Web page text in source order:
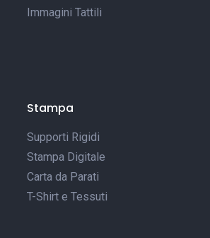
Immagini Tattili
Stampa
Supporti Rigidi
Stampa Digitale
Carta da Parati
T-Shirt e Tessuti